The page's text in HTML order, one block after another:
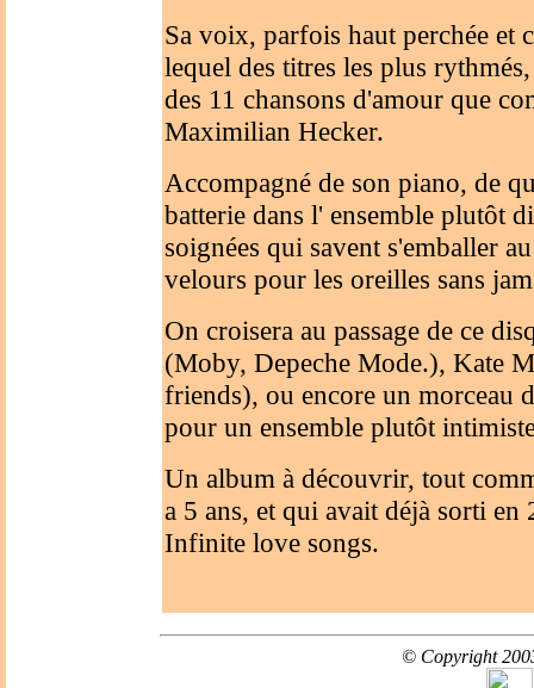
Sa voix, parfois haut perchée et
lequel des titres les plus
des 11 chansons d'amour que
Maximilian Hecker.
Accompagné de son piano, de
batterie dans l' ensemble plutôt
soignées qui savent s'emballer
velours pour les oreilles sans
On croisera au passage de ce
(Moby, Depeche Mode.), Kate
friends), ou encore un morceau
pour un ensemble plutôt
Un album à découvrir, tout
a 5 ans, et qui avait déjà sorti
Infinite love songs.
© Copyright